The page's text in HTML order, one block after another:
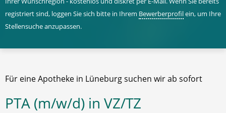
registriert sind, loggen Sie sich bitte in Ihrem Bewerberprofilein, um Ihre
Stellensuche anzupassen.
Für eine Apotheke in Lüneburg suchen wir ab sofort
PTA (m/w/d) in VZ/TZ